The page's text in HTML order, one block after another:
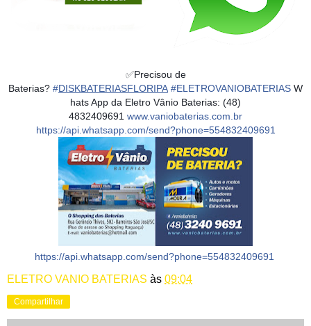
✅Precisou de
Baterias? #DISKBATERIASFLORIPA #ELETROVANIOBATERIAS W
hats App da Eletro Vânio Baterias: (48)
4832409691 www.vaniobaterias.com.br
https://api.whatsapp.com/send?phone=554832409691
https://api.whatsapp.com/send?phone=554832409691
ELETRO VANIO BATERIAS às 09:04
Compartilhar